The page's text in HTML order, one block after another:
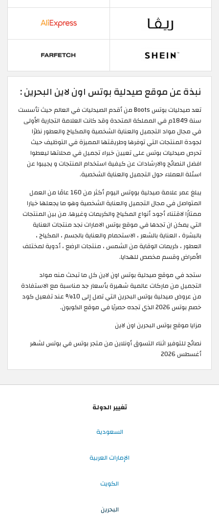
نبذة عن موقع صيدلية بوتس اون لاين البحرين :
تعد صيدليات بوتس Boots من أقدم الصيدليات في العالم حيث تأسست
سنة 1849م في المملكة المتحدة وقد كانت العلامة التجارية الأولى
في مجال مواد التجميل والعناية الشخصية والمكياج والعطور نظرًا
لجودة المنتجات التي توفرها وطريقتها المميزة في التوظيف حيث
تحرص صيدليات بوتس على تعيين خبراء تجميل في محلاتها ليعطوا
افضل النصائح والارشادات عن كيفية استخدام المنتجات و يجيبوا عن
اسئلة العملاء حول التجميل والعناية الشخصية.
يبلغ عمر علامة صيدلية بووتس اليوم أكثر من 160 عامًا من العمل
المتواصل في مجال التجميل والعناية الشخصية وهو ما يجعلها خيارا
ممتازًا لاقتناء أجود أنواع المكياج والكريمات وغيرها. من بين المنتجات
التي يمكن ان تجدها في موقع بوتس الامارات نجد منتجات العناية
بالبشرة ، العناية بالشعر ، الاستحمام والعناية بالجسم ، المكياج ،
العطور ، كريمات الوقاية من الشمس ، منتجات الرضع ، أدوية لمختلف
الأمراض وقسم مخصص للهدايا.
ستجد في موقع صيدلية بوتس اون لاين كل ما تبحث منه مواد
التجميل من ماركات عالمية شهيرة بأسعار جد مناسبة مع الاستفادة
من عروض صيدلية بوتس البحرين التي تصل إلى 10% عند تفعيل كود
خصم بوتس 2026 الذي تجده حصريًا في موقع الكوبون.
مزايا موقع بوتس البحرين اون لاين
نصائح للتوفير اثناء التسوق أونلاين من متجر بوتس في بوتس لشهر
أغسطس 2026
تغيير الدولة
السعودية
الإمارات العربية
الكويت
البحرين